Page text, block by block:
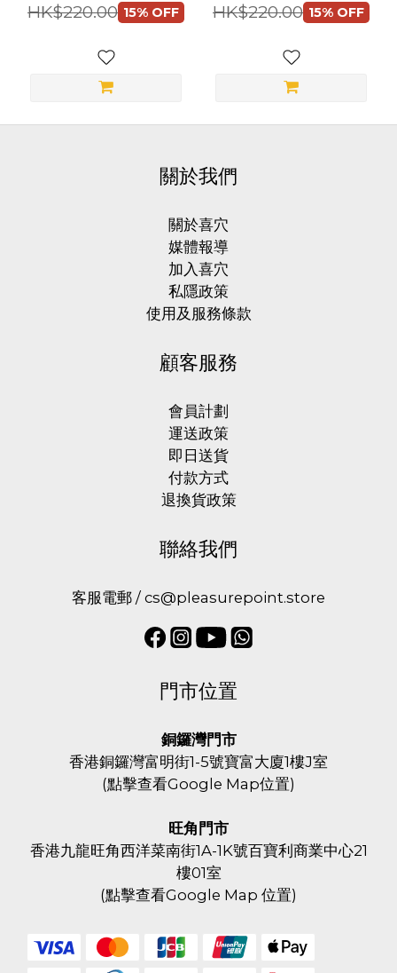
HK$220.00 15% OFF
HK$220.00 15% OFF
關於我們
關於喜穴
媒體報導
加入喜穴
私隱政策
使用及服務條款
顧客服務
會員計劃
運送政策
即日送貨
付款方式
退換貨政策
聯絡我們
客服電郵 / cs@pleasurepoint.store
門市位置
銅鑼灣門市
香港銅鑼灣富明街1-5號寶富大廈1樓J室
(點擊查看Google Map位置)
旺角門市
香港九龍旺角西洋菜南街1A-1K號百寶利商業中心21
樓01室
(點擊查看Google Map 位置)